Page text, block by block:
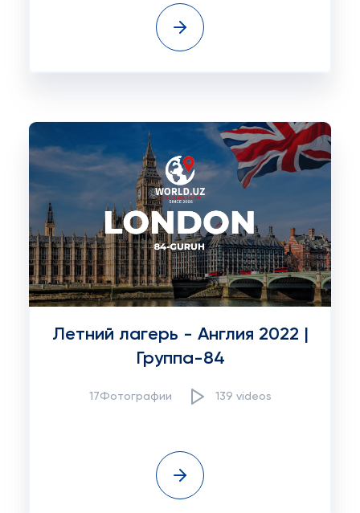
Летний лагерь - Англия 2022 |
Группа-84
17Фотографии 139 videos